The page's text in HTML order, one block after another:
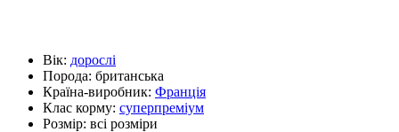
Вік: дорослі
Порода: британська
Країна-виробник: Франція
Клас корму: суперпреміум
Розмір: всі розміри